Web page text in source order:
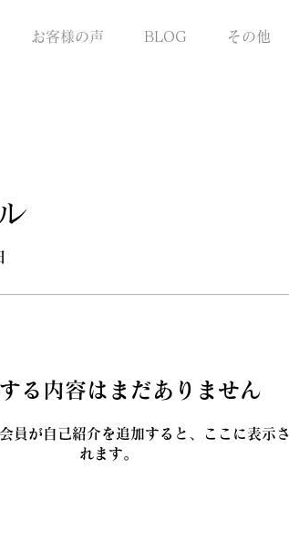
お客様の声 BLOG その他
る内容はまだありません
員が自己紹介を追加すると、ここに表示さ
れます。